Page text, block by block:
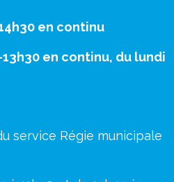
en continu
en continu, du lundi
service Régie municipale